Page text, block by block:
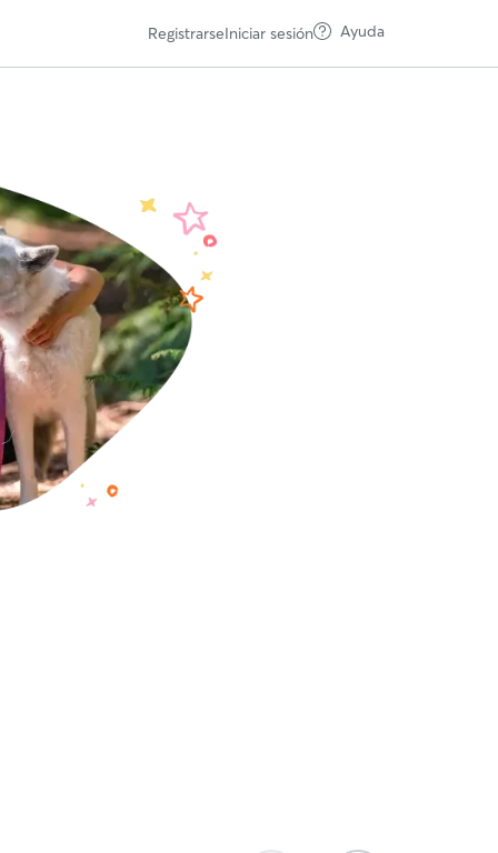
RegistrarseIniciar sesión Ayuda